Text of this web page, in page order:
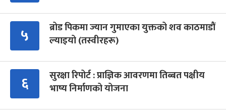
५
ब्रोड पिकमा ज्यान गुमाएका युक्तको शव काठमाडौं
ल्याइयो (तस्वीरहरू)
६
सुरक्षा रिपोर्ट : प्राज्ञिक आवरणमा तिब्बत पक्षीय
भाष्य निर्माणको योजना